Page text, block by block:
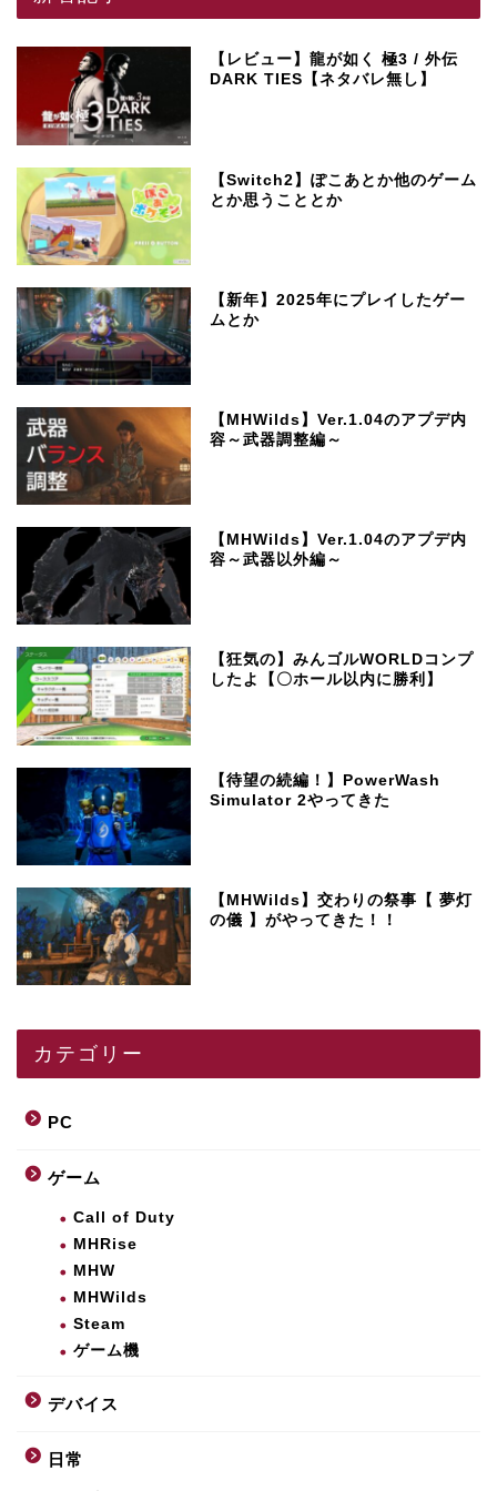
【レビュー】龍が如く 極3 / 外伝
DARK TIES【ネタバレ無し】
【Switch2】ぽこあとか他のゲーム
とか思うこととか
【新年】2025年にプレイしたゲー
ムとか
【MHWilds】Ver.1.04のアプデ内
容～武器調整編～
【MHWilds】Ver.1.04のアプデ内
容～武器以外編～
【狂気の】みんゴルWORLDコンプ
したよ【〇ホール以内に勝利】
【待望の続編！】PowerWash
Simulator 2やってきた
【MHWilds】交わりの祭事【 夢灯
の儀 】がやってきた！！
カテゴリー
PC
ゲーム
Call of Duty
MHRise
MHW
MHWilds
Steam
ゲーム機
デバイス
日常